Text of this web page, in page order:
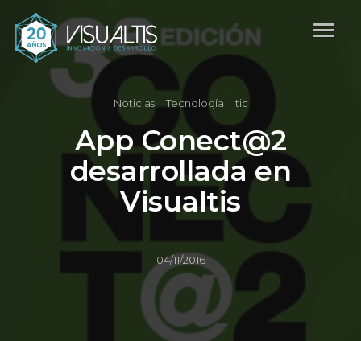
Noticias Tecnología tic
App Conect@2
desarrollada en
Visualtis
04/11/2016